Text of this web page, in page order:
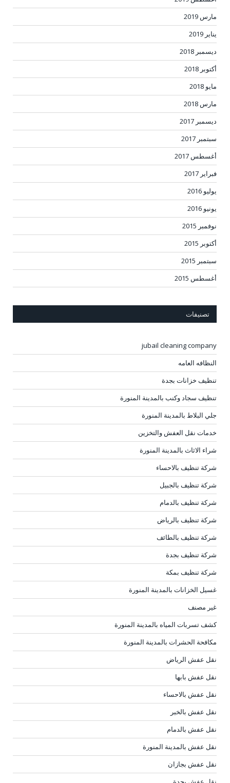
مارس 2019
يناير 2019
ديسمبر 2018
أكتوبر 2018
مايو 2018
مارس 2018
ديسمبر 2017
سبتمبر 2017
أغسطس 2017
فبراير 2017
يوليو 2016
يونيو 2016
نوفمبر 2015
أكتوبر 2015
سبتمبر 2015
أغسطس 2015
تصنيفات
jubail cleaning company
النظافه العامه
تنظيف خزانات بجدة
تنظيف سجاد وكنب بالمدينة المنورة
جلي البلاط بالمدينة المنورة
خدمات نقل العفش والتخزين
شراء الاثاث بالمدينة المنورة
شركة تنظيف بالاحساء
شركة تنظيف بالجبيل
شركة تنظيف بالدمام
شركة تنظيف بالرياض
شركة تنظيف بالطائف
شركة تنظيف بجدة
شركة تنظيف بمكة
غسيل الخزانات بالمدينة المنورة
غير مصنف
كشف تسربات المياه بالمدينة المنورة
مكافحة الحشرات بالمدينة المنورة
نقل عفش الرياض
نقل عفش بابها
نقل عفش بالاحساء
نقل عفش بالخبر
نقل عفش بالدمام
نقل عفش بالمدينة المنورة
نقل عفش بجازان